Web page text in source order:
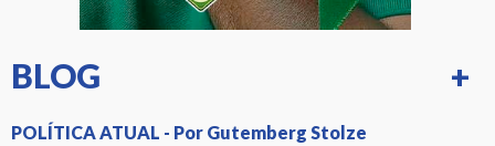
BLOG +
POLÍTICA ATUAL - Por Gutemberg Stolze